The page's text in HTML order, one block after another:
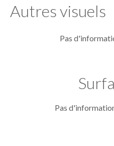
Autres visuels
Pas
Pas